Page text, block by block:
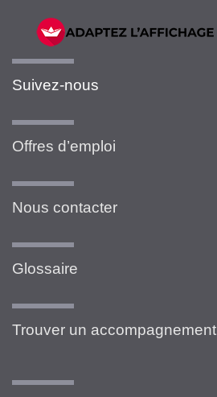
Suivez-nous
Offres d’emploi
Nous contacter
Glossaire
Trouver un accompagnement